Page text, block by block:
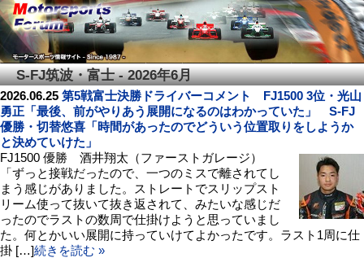
S-FJ筑波・富士 - 2026年6月
2026.06.25 第5戦富士決勝ドライバーコメント FJ1500 3位・光山
勇正「最後、前がやりあう展開になるのはわかっていた」 S-FJ
優勝・切替悠喜「時間があったのでどういう位置取りをしようか
と決めていけた」
FJ1500 優勝 酒井翔太（ファーストガレージ）
「ずっと接戦だったので、一つのミスで離されてし
まう感じがありました。ストレートでスリップスト
リーム使って抜いて抜き返されて、みたいな感じだ
ったのでラストの数周で仕掛けようと思っていまし
た。何とかいい展開に持っていけてよかったです。ラスト1周に仕
掛 […]続きを読む »